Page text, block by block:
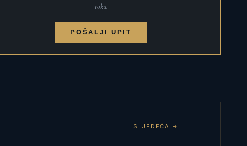
roku.
POŠALJI UPIT
SLJEDEĆA →